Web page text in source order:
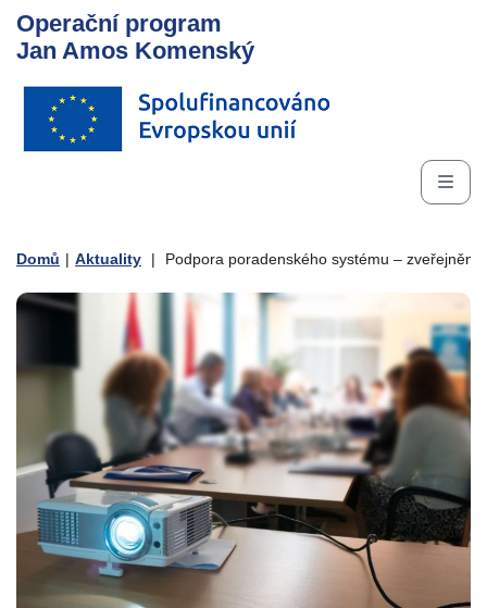
Operační program
Jan Amos Komenský
Domů | Aktuality | Podpora poradenského systému –